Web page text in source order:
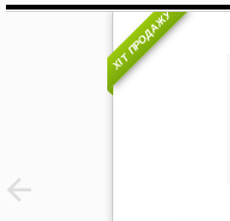
ХІТ ПРОДАЖУ